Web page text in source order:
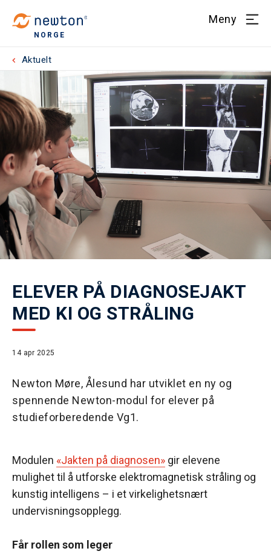
NORGE
Meny
Aktuelt
ELEVER PÅ DIAGNOSEJAKT
MED KI OG STRÅLING
14 apr 2025
Newton Møre, Ålesund har utviklet en ny og
spennende Newton-modul for elever på
studieforberedende Vg1.
Modulen «Jakten på diagnosen» gir elevene
mulighet til å utforske elektromagnetisk stråling og
kunstig intelligens – i et virkelighetsnært
undervisningsopplegg.
Får rollen som leger